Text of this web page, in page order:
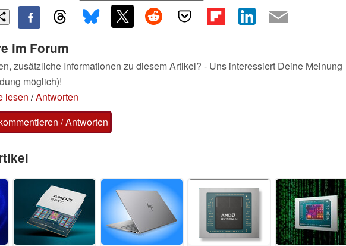
im Forum
zusätzliche Informationen zu diesem Artikel? - Uns interessiert Deine Meinung
möglich)!
lesen /Antworten
/ Antworten